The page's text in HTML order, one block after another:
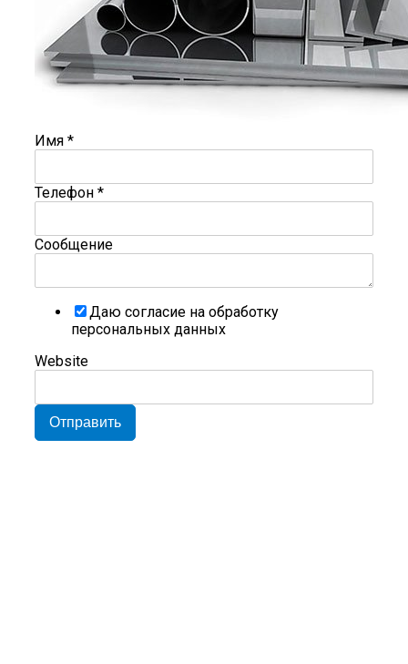
Имя *
Телефон *
Сообщение
Даю согласие на обработку
персональных данных
Website
Отправить